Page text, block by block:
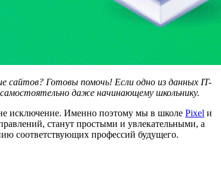
сайтов? Готовы помочь! Если одно из данных IT-
даже начинающему школьнику.
исключение. Именно поэтому мы в школе Pixel и
станут простыми и увлекательными, а
соответствующих профессий будущего.